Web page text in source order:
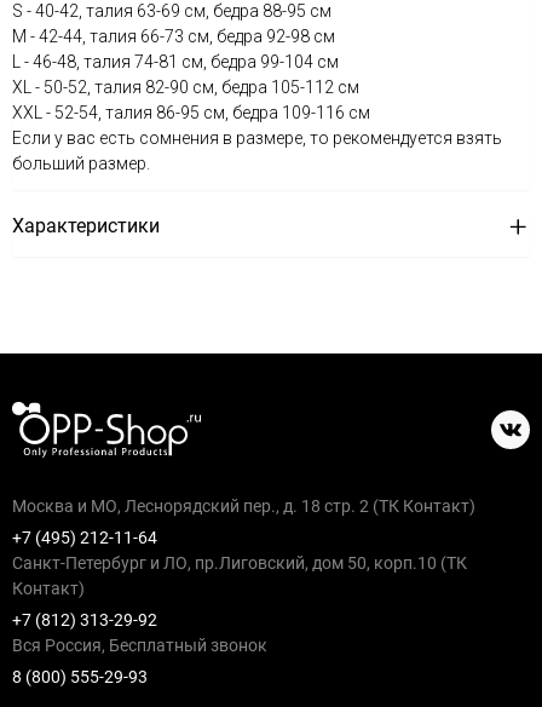
S - 40-42, талия 63-69 см, бедра 88-95 см
М - 42-44, талия 66-73 см, бедра 92-98 см
L - 46-48, талия 74-81 см, бедра 99-104 см
XL - 50-52, талия 82-90 см, бедра 105-112 см
XXL - 52-54, талия 86-95 см, бедра 109-116 см
Если у вас есть сомнения в размере, то рекомендуется взять
больший размер.
Характеристики
Москва и МО, Леснорядский пер., д. 18 стр. 2 (ТК Контакт)
+7 (495) 212-11-64
Санкт-Петербург и ЛО, пр.Лиговский, дом 50, корп.10 (ТК
Контакт)
+7 (812) 313-29-92
Вся Россия, Бесплатный звонок
8 (800) 555-29-93